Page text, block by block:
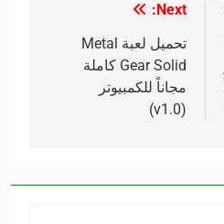
Next:
تحميل لعبة Metal
Gear Solid كاملة
مجاناً للكمبيوتر
(v1.0)